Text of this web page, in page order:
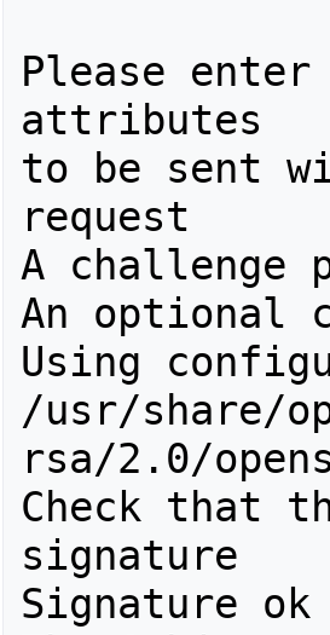
Please
attributes
to be sent
request
A challenge
An optional
Using
/usr/share/
rsa/2.0/
Check that
signature
Signature ok